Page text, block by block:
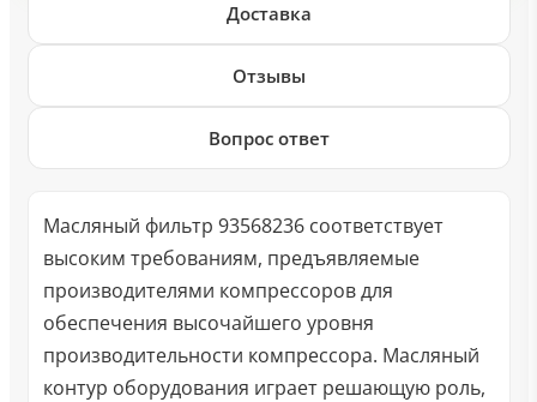
Доставка
Отзывы
Вопрос ответ
Масляный фильтр 93568236 соответствует
высоким требованиям, предъявляемые
производителями компрессоров для
обеспечения высочайшего уровня
производительности компрессора. Масляный
контур оборудования играет решающую роль,